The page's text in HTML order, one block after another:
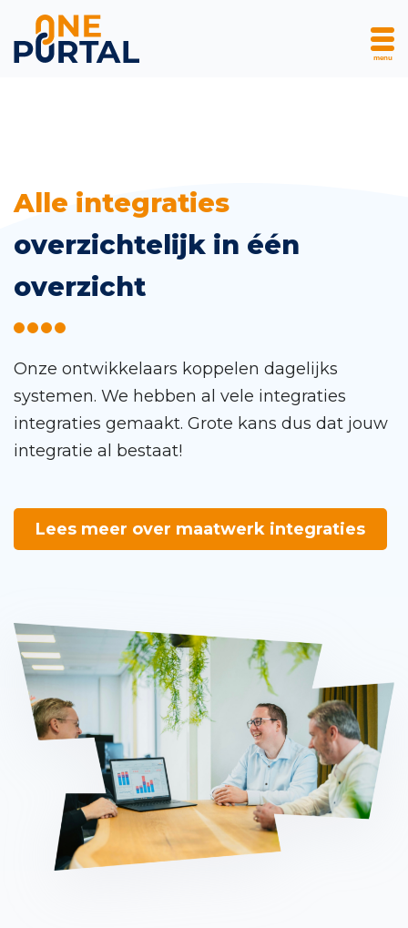
Skip
content
menu
Alle integraties
overzichtelijk in één
overzicht
Onze ontwikkelaars koppelen dagelijks
systemen. We hebben al vele integraties
integraties gemaakt. Grote kans dus dat jouw
integratie al bestaat!
Lees meer over maatwerk integraties